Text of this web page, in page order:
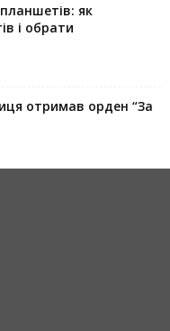
як
і обрати
отримав орден “За